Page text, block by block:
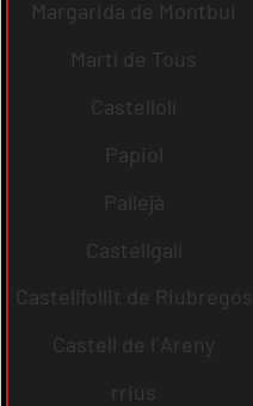
Margarida de Montbui
Martí de Tous
Castellolí
Papiol
Pallejà
Castellgalí
Castellfollit de Riubregós
Castell de l´Areny
rrius